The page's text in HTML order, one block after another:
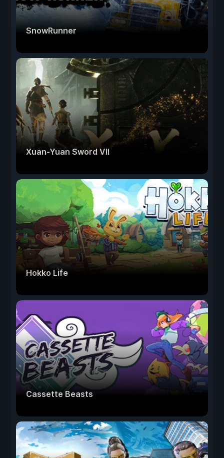
SnowRunner
Xuan-Yuan Sword VII
Hokko Life
Cassette Beasts